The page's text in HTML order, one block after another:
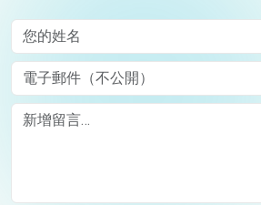
您的姓名
電子郵件（不公開）
Comment